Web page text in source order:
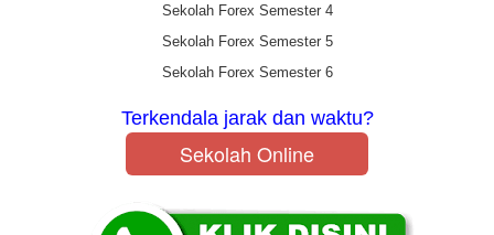
Sekolah Forex Semester 4
Sekolah Forex Semester 5
Sekolah Forex Semester 6
Terkendala jarak dan waktu?
Sekolah Online